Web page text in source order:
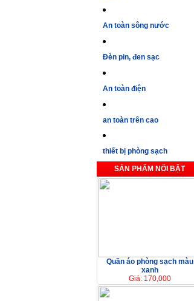
An toàn sông nước
Đèn pin, đen sạc
An toàn điện
an toàn trên cao
thiết bị phòng sạch
SẢN PHẨM NỔI BẬT
Quần áo phòng sạch màu
xanh
Giá: 170,000